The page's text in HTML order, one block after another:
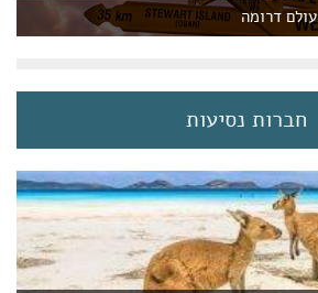
דרומה
חברות נסיעות